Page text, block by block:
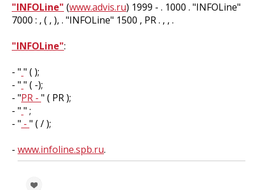
"INFOLine" (www.advis.ru) 1999 - . 1000 . "INFOLine"
7000 : , ( , ), . "INFOLine" 1500 , PR . , , .
"INFOLine":
- " " ( );
- " " ( -);
- "PR - " ( PR );
- " " ;
- " - " ( / );
- www.infoline.spb.ru.